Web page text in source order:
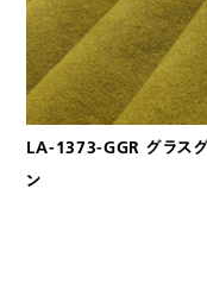
LA-1373-GGR グラス
ン